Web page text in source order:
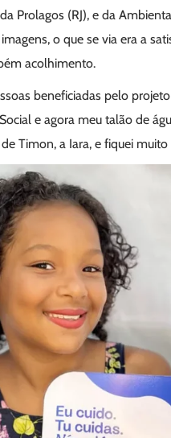
Prolagos (RJ), e da
o que se via era a
acolhimento.
beneficiadas pelo
e agora meu talão de
Timon, a Iara, e fiquei